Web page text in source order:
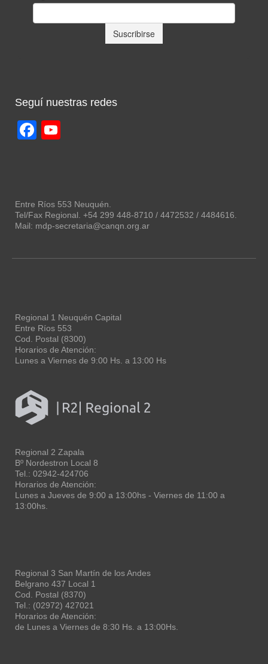
Seguí nuestras redes
Facebook
Entre Ríos 553 Neuquén.
Tel/Fax Regional. +54 299 448-8710 / 4472532 / 4484616.
Mail: mdp-secretaria@canqn.org.ar
Regional 1 Neuquén Capital
Entre Ríos 553
Cod. Postal (8300)
Horarios de Atención:
Lunes a Viernes de 9:00 Hs. a 13:00 Hs
Regional 2 Zapala
Bº Nordestron Local 8
Tel.: 02942-424706
Horarios de Atención:
Lunes a Jueves de 9:00 a 13:00hs - Viernes de 11:00 a
13:00hs.
Regional 3 San Martín de los Andes
Belgrano 437 Local 1
Cod. Postal (8370)
Tel.: (02972) 427021
Horarios de Atención:
de Lunes a Viernes de 8:30 Hs. a 13:00Hs.